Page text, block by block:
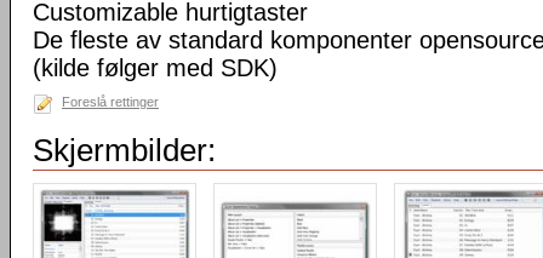
Customizable hurtigtaster
De fleste av standard komponenter
(kilde følger med SDK)
Foreslå rettinger
Skjermbilder: